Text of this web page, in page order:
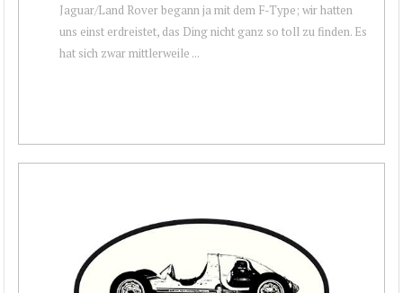
Jaguar/Land Rover begann ja mit dem F-Type; wir hatten
uns einst erdreistet, das Ding nicht ganz so toll zu finden. Es
hat sich zwar mittlerweile ...